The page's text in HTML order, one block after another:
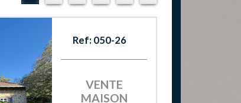
Ref: 050-26
VENTE
MAISON